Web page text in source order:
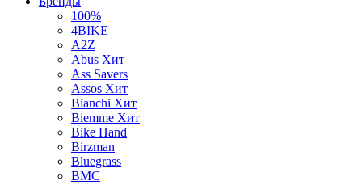
100%
4BIKE
A2Z
Abus Хит
Ass Savers
Assos Хит
Bianchi Хит
Biemme Хит
Bike Hand
Birzman
Bluegrass
BMC